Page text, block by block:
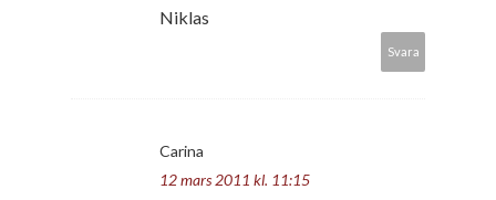
Niklas
Svara
Carina
12 mars 2011 kl. 11:15